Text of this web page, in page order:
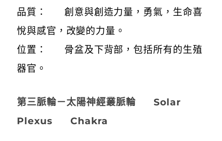
品質： 創意與創造力量，勇氣，生命喜
悅與感官，改變的力量。
位置： 骨盆及下背部，包括所有的生殖
器官。
第三脈輪－太陽神經叢脈輪 Solar
Plexus Chakra